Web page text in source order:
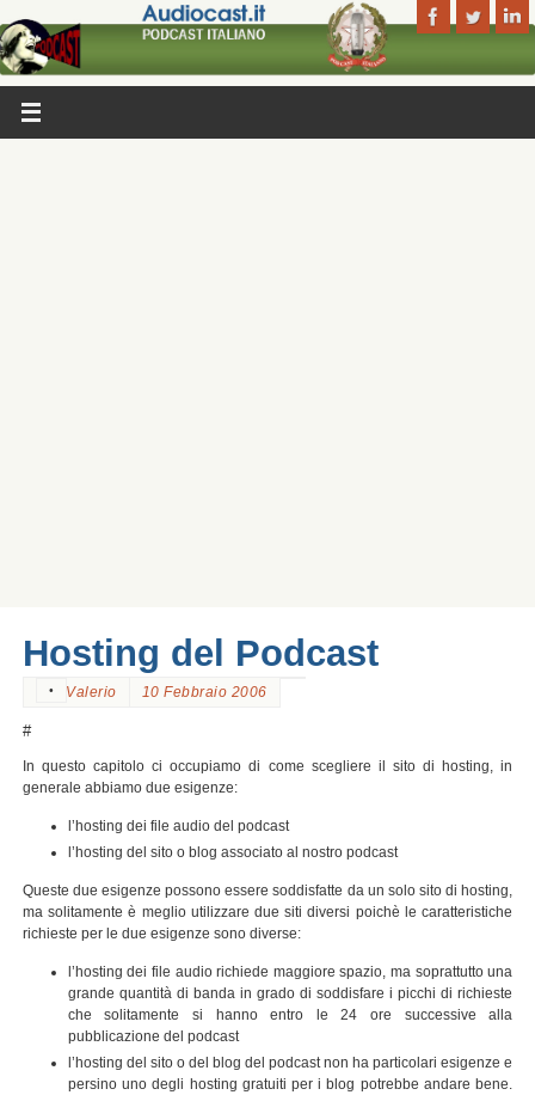
Hosting del Podcast
Valerio
• 10 Febbraio 2006
#
In questo capitolo ci occupiamo di come scegliere il sito di hosting, in
generale abbiamo due esigenze:
l’hosting dei file audio del podcast
l’hosting del sito o blog associato al nostro podcast
Queste due esigenze possono essere soddisfatte da un solo sito di hosting,
ma solitamente è meglio utilizzare due siti diversi poichè le caratteristiche
richieste per le due esigenze sono diverse:
l’hosting dei file audio richiede maggiore spazio, ma soprattutto una
grande quantità di banda in grado di soddisfare i picchi di richieste
che solitamente si hanno entro le 24 ore successive alla
pubblicazione del podcast
l’hosting del sito o del blog del podcast non ha particolari esigenze e
persino uno degli hosting gratuiti per i blog potrebbe andare bene.